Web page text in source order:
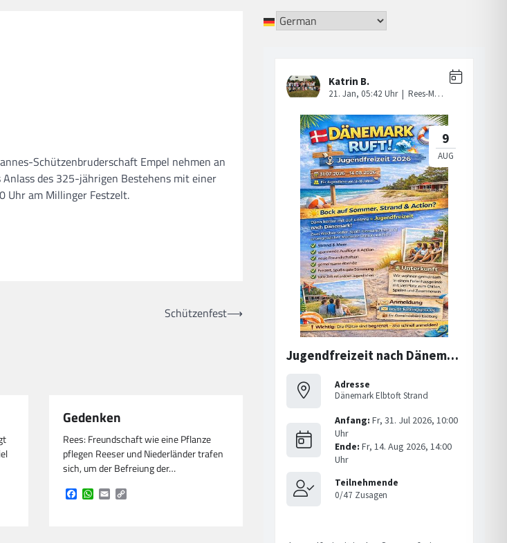
Schützenbruderschaft Empel nehmen an
des 325-jährigen Bestehens mit einer
Uhr am Millinger Festzelt.
Schützenfest⟶
Gedenken
Rees: Freundschaft wie eine Pflanze
pflegen Reeser und Niederländer trafen
sich, um der Befreiung der…
Facebook
WhatsApp
Email